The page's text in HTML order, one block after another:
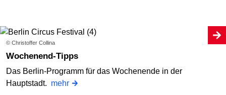
© Christoffer Collina
Wochenend-Tipps
Das Berlin-Programm für das Wochenende in der
Hauptstadt. mehr